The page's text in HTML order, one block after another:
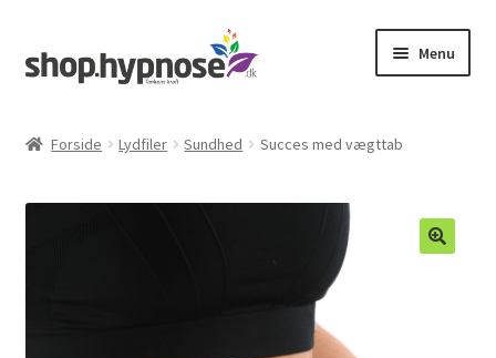
til
til
Menu
Forside Lydfiler Sundhed Succes med vægttab